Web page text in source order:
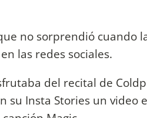
no sorprendió cuando
las redes sociales.
del recital de
su Insta Stories un